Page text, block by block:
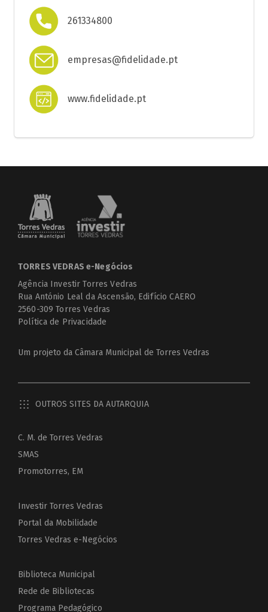
261334800
empresas@fidelidade.pt
www.fidelidade.pt
TORRES VEDRAS e-Negócios
Agência Investir Torres Vedras
Rua António Leal da Ascensão, Edifício CAERO
2560-309 Torres Vedras
Política de Privacidade
Um projeto da Câmara Municipal de Torres Vedras
OUTROS SITES DA AUTARQUIA
C. M. de Torres Vedras
SMAS
Promotorres, EM
Investir Torres Vedras
Portal da Mobilidade
Torres Vedras e-Negócios
Biblioteca Municipal
Rede de Bibliotecas
Programa Pedagógico